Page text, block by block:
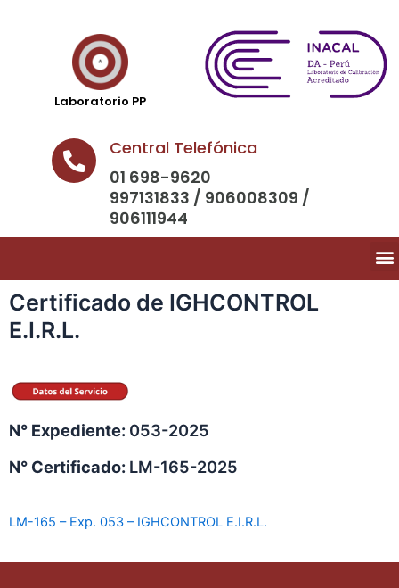
Laboratorio PP
Central Telefónica
01 698-9620
997131833 / 906008309 /
906111944
Certificado de IGHCONTROL
E.I.R.L.
N° Expediente: 053-2025
N° Certificado: LM-165-2025
LM-165 – Exp. 053 – IGHCONTROL E.I.R.L.